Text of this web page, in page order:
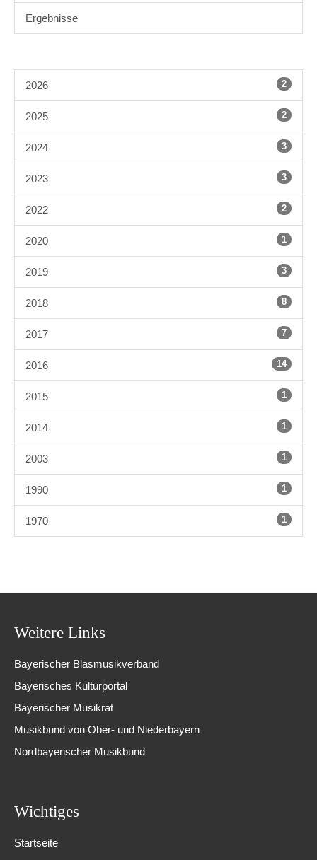
Ergebnisse
2026 2
2025 2
2024 3
2023 3
2022 2
2020 1
2019 3
2018 8
2017 7
2016 14
2015 1
2014 1
2003 1
1990 1
1970 1
Weitere Links
Bayerischer Blasmusikverband
Bayerisches Kulturportal
Bayerischer Musikrat
Musikbund von Ober- und Niederbayern
Nordbayerischer Musikbund
Wichtiges
Startseite